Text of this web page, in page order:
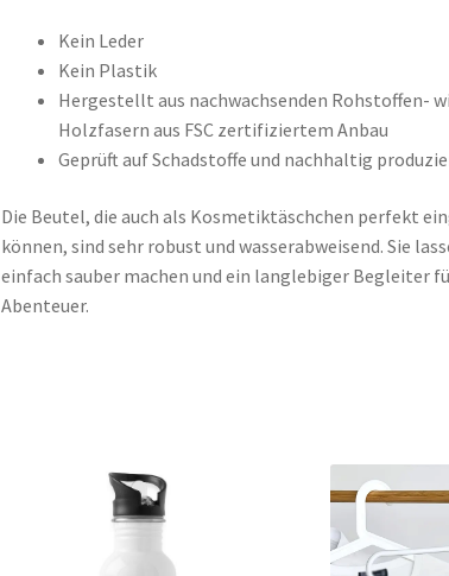
Kein Leder
Kein Plastik
Hergestellt aus nachwachsenden Rohstoffen-
Holzfasern aus FSC zertifiziertem Anbau
Geprüft auf Schadstoffe und nachhaltig
Die Beutel, die auch als Kosmetiktäschchen perfekt
können, sind sehr robust und wasserabweisend. Sie
einfach sauber machen und ein langlebiger Begleiter
Abenteuer.